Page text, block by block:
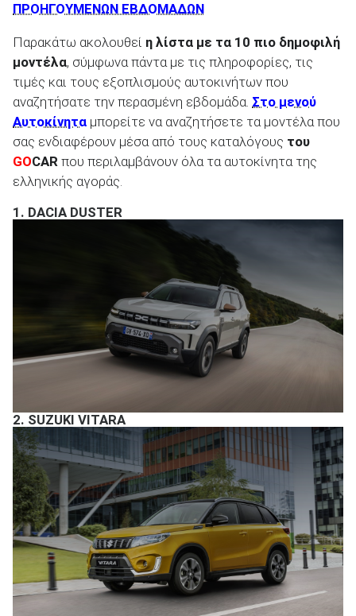
ΠΡΟΗΓΟΥΜΕΝΩΝ ΕΒΔΟΜΑΔΩΝ
Παρακάτω ακολουθεί η λίστα με τα 10 πιο δημοφιλή
μοντέλα, σύμφωνα πάντα με τις πληροφορίες, τις
τιμές και τους εξοπλισμούς αυτοκινήτων που
αναζητήσατε την περασμένη εβδομάδα. Στο μενού
Αυτοκίνητα μπορείτε να αναζητήσετε τα μοντέλα που
σας ενδιαφέρουν μέσα από τους καταλόγους του
GOCAR που περιλαμβάνουν όλα τα αυτοκίνητα της
ελληνικής αγοράς.
1. DACIA DUSTER
2. SUZUKI VITARA